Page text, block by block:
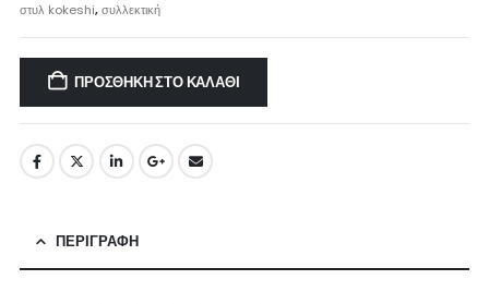
στυλ kokeshi,συλλεκτική
ΠΡΟΣΘΉΚΗ ΣΤΟ ΚΑΛΆΘΙ
ΠΕΡΙΓΡΑΦΉ